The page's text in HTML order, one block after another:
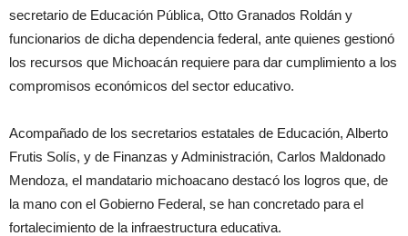
secretario de Educación Pública, Otto Granados Roldán y
funcionarios de dicha dependencia federal, ante quienes gestionó
los recursos que Michoacán requiere para dar cumplimiento a los
compromisos económicos del sector educativo.
Acompañado de los secretarios estatales de Educación, Alberto
Frutis Solís, y de Finanzas y Administración, Carlos Maldonado
Mendoza, el mandatario michoacano destacó los logros que, de
la mano con el Gobierno Federal, se han concretado para el
fortalecimiento de la infraestructura educativa.